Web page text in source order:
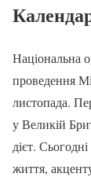
Національна
проведення
листопада.
у Великій
дієт.
життя,